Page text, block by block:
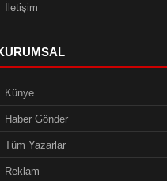
İletişim
Künye
Haber Gönder
Tüm Yazarlar
Reklam